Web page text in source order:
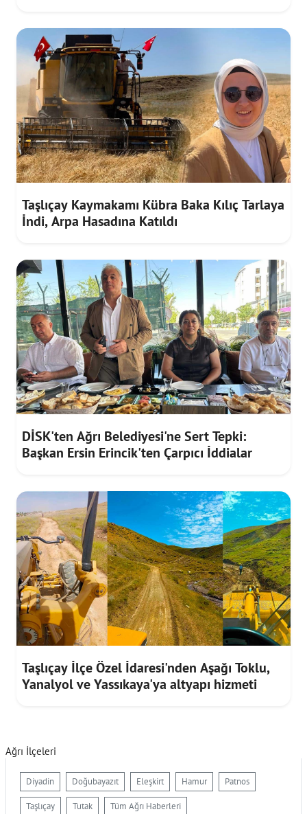
Taşlıçay Kaymakamı Kübra Baka Kılıç Tarlaya
İndi, Arpa Hasadına Katıldı
DİSK'ten Ağrı Belediyesi'ne Sert Tepki:
Başkan Ersin Erincik'ten Çarpıcı İddialar
Taşlıçay İlçe Özel İdaresi'nden Aşağı Toklu,
Yanalyol ve Yassıkaya'ya altyapı hizmeti
Ağrı İlçeleri
Diyadin Doğubayazıt Eleşkirt Hamur Patnos
Taşlıçay Tutak Tüm Ağrı Haberleri